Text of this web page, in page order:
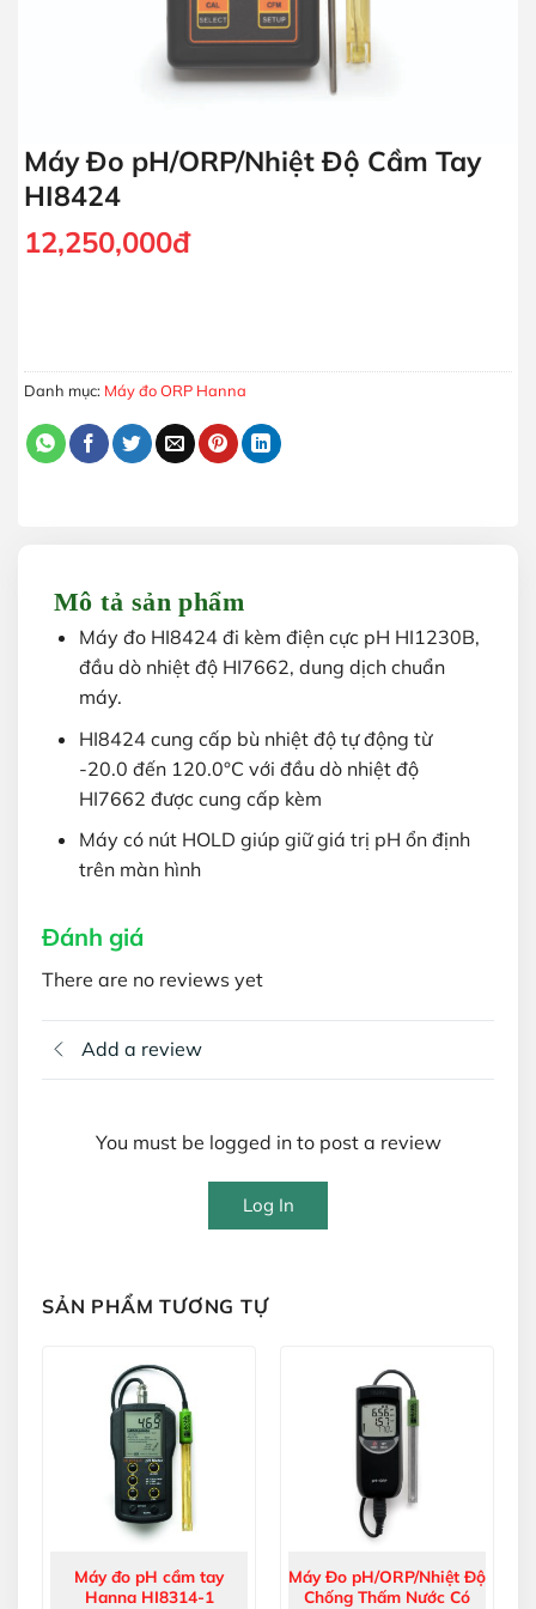
Máy Đo pH/ORP/Nhiệt Độ Cầm Tay
HI8424
12,250,000đ
Danh mục: Máy đo ORP Hanna
Mô tả sản phẩm
Máy đo HI8424 đi kèm điện cực pH HI1230B,
đầu dò nhiệt độ HI7662, dung dịch chuẩn
máy.
HI8424 cung cấp bù nhiệt độ tự động từ
-20.0 đến 120.0°C với đầu dò nhiệt độ
HI7662 được cung cấp kèm
Máy có nút HOLD giúp giữ giá trị pH ổn định
trên màn hình
Đánh giá
There are no reviews yet
Add a review
You must be logged in to post a review
Log In
SẢN PHẨM TƯƠNG TỰ
Máy đo pH cầm tay
Hanna HI8314-1
Máy Đo pH/ORP/Nhiệt Độ
Chống Thấm Nước Có